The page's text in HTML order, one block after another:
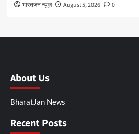
भारतजन न्यूज़ August 5, 2026 0
About Us
BharatJan News
Recent Posts